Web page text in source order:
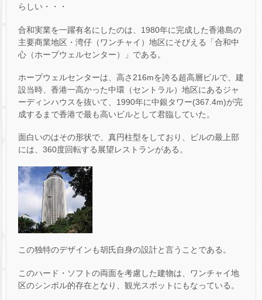
らしい・・・
合和実業を一躍有名にしたのは、1980年に完成した香港島の
主要商業地区・湾仔（ワンチャイ）地区にそびえる「合和中
心（ホープウェルセンター）」である。
ホープウェルセンターは、高さ216mを誇る超高層ビルで、建
設当時、香港一高かった中環（セントラル）地区にあるジャ
ーディンハウスを抜いて、1990年に中銀タワー(367.4m)が完
成するまで香港で最も高いビルとして君臨していた。
面白いのはその形状で、真円柱型をしており、ビルの最上部
には、360度回転する展望レストランがある。
この独特のデザインも胡氏自身の設計と言うことである。
このハード・ソフトの両面を考慮した建物は、ワンチャイ地
区のシンボル的存在となり、観光スポットにもなっている。